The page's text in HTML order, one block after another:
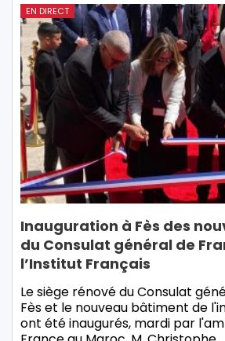
EN DIRECT
Inauguration à Fès des
du Consulat général de
l’Institut Français
Le siège rénové du Consulat
Fès et le nouveau bâtiment de
ont été inaugurés, mardi par